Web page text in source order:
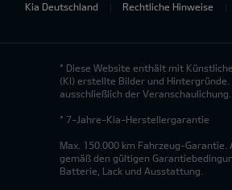
Kia Deutschland Rechtliche Hinweise
* Diese Website enthält mit
(KI) erstellte Bilder und Hintergründe.
ausschließlich der Veranschaulichung.
* 7-Jahre-Kia-Herstellergarantie
Max. 150.000 km Fahrzeug-Garantie.
gemäß den gültigen
Batterie, Lack und Ausstattung.